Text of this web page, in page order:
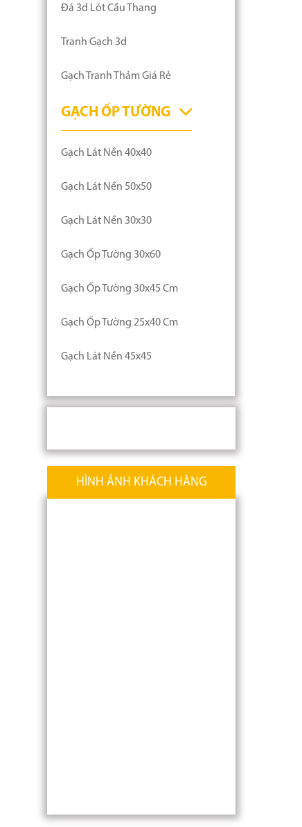
Đá 3d Lót Cầu Thang
Tranh Gạch 3d
Gạch Tranh Thảm Giá Rẻ
GẠCH ỐP TƯỜNG
Gạch Lát Nền 40x40
Gạch Lát Nền 50x50
Gạch Lát Nền 30x30
Gạch Ốp Tường 30x60
Gạch Ốp Tường 30x45 Cm
Gạch Ốp Tường 25x40 Cm
Gạch Lát Nền 45x45
HÌNH ẢNH KHÁCH HÀNG